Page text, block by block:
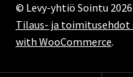
© Levy-yhtiö Sointu 2026
Tilaus- ja
with WooCommerce.